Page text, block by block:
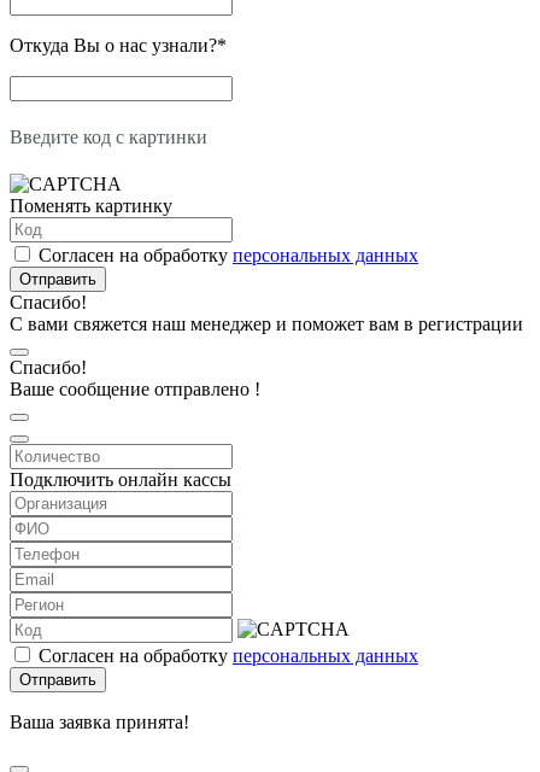
Откуда Вы о нас узнали?*
Введите код с картинки
Поменять картинку
Согласен на обработку персональных данных
Отправить
Спасибо!
С вами свяжется наш менеджер и поможет вам в регистрации
Спасибо!
Ваше сообщение отправлено !
Подключить онлайн кассы
Согласен на обработку персональных данных
Отправить
Ваша заявка принята!